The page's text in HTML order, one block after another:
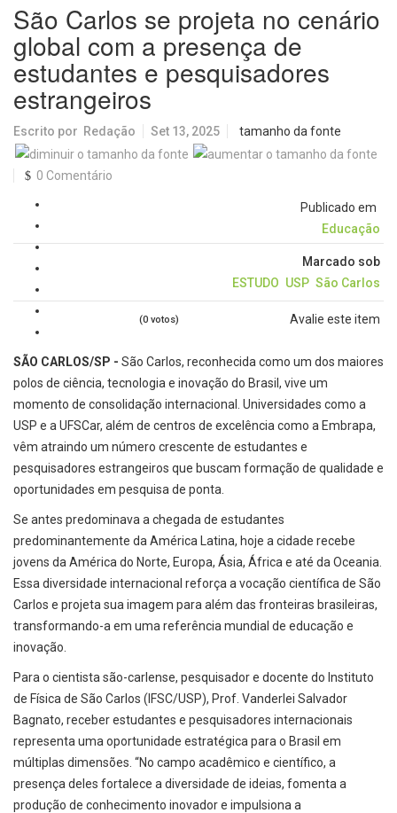
São Carlos se projeta no cenário
global com a presença de
estudantes e pesquisadores
estrangeiros
Escrito por Redação Set 13, 2025 tamanho da fonte
0 Comentário
Publicado em
Educação
Marcado sob
ESTUDO USP São Carlos
Avalie este item
(0 votos)
SÃO CARLOS/SP - São Carlos, reconhecida como um dos maiores
polos de ciência, tecnologia e inovação do Brasil, vive um
momento de consolidação internacional. Universidades como a
USP e a UFSCar, além de centros de excelência como a Embrapa,
vêm atraindo um número crescente de estudantes e
pesquisadores estrangeiros que buscam formação de qualidade e
oportunidades em pesquisa de ponta.
Se antes predominava a chegada de estudantes
predominantemente da América Latina, hoje a cidade recebe
jovens da América do Norte, Europa, Ásia, África e até da Oceania.
Essa diversidade internacional reforça a vocação científica de São
Carlos e projeta sua imagem para além das fronteiras brasileiras,
transformando-a em uma referência mundial de educação e
inovação.
Para o cientista são-carlense, pesquisador e docente do Instituto
de Física de São Carlos (IFSC/USP), Prof. Vanderlei Salvador
Bagnato, receber estudantes e pesquisadores internacionais
representa uma oportunidade estratégica para o Brasil em
múltiplas dimensões. “No campo acadêmico e científico, a
presença deles fortalece a diversidade de ideias, fomenta a
produção de conhecimento inovador e impulsiona a